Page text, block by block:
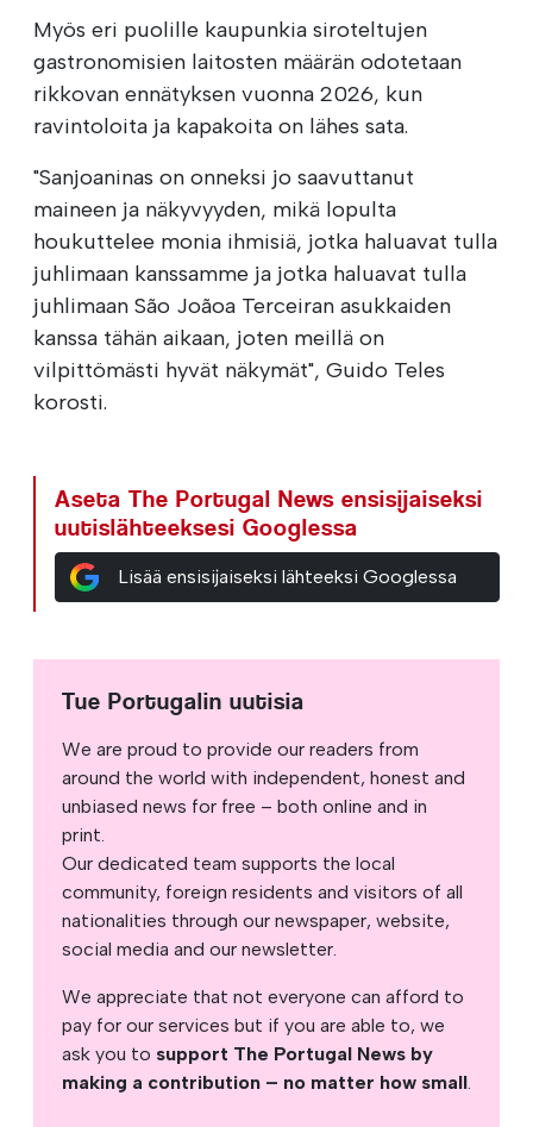
Myös eri puolille kaupunkia siroteltujen
gastronomisien laitosten määrän odotetaan
rikkovan ennätyksen vuonna 2026, kun
ravintoloita ja kapakoita on lähes sata.
"Sanjoaninas on onneksi jo saavuttanut
maineen ja näkyvyyden, mikä lopulta
houkuttelee monia ihmisiä, jotka haluavat tulla
juhlimaan kanssamme ja jotka haluavat tulla
juhlimaan São Joãoa Terceiran asukkaiden
kanssa tähän aikaan, joten meillä on
vilpittömästi hyvät näkymät", Guido Teles
korosti.
Aseta The Portugal News ensisijaiseksi
uutislähteeksesi Googlessa
Lisää ensisijaiseksi lähteeksi Googlessa
Tue Portugalin uutisia
We are proud to provide our readers from
around the world with independent, honest and
unbiased news for free – both online and in
print.
Our dedicated team supports the local
community, foreign residents and visitors of all
nationalities through our newspaper, website,
social media and our newsletter.
We appreciate that not everyone can afford to
pay for our services but if you are able to, we
ask you to support The Portugal News by
making a contribution – no matter how small.